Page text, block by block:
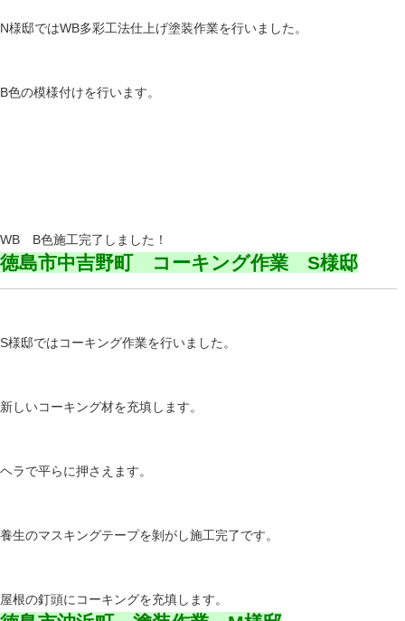
N様邸ではWB多彩工法仕上げ塗装作業を行いました。
B色の模様付けを行います。
WB B色施工完了しました！
徳島市中吉野町 コーキング作業 S様邸
S様邸ではコーキング作業を行いました。
新しいコーキング材を充填します。
ヘラで平らに押さえます。
養生のマスキングテープを剝がし施工完了です。
屋根の釘頭にコーキングを充填します。